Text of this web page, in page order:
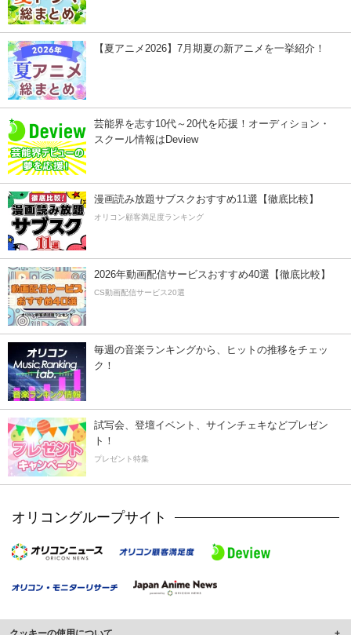
【夏アニメ2026】7月期夏の新アニメを一挙紹介！
芸能界を志す10代～20代を応援！オーディション・
スクール情報はDeview
漫画読み放題サブスクおすすめ11選【徹底比較】
オリコン顧客満足度ランキング
2026年動画配信サービスおすすめ40選【徹底比較】
CS動画配信サービス20選
毎週の音楽ランキングから、ヒットの推移をチェッ
ク！
試写会、登壇イベント、サインチェキなどプレゼン
ト！
プレゼント特集
オリコングループサイト